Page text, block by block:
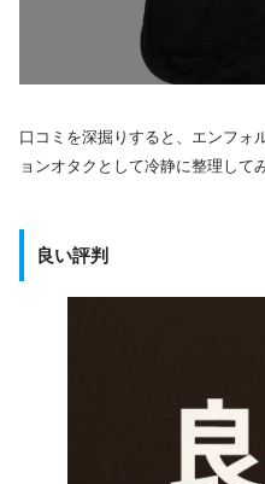
口コミを深掘りすると、エンフォ
ョンオタクとして冷静に整理して
良い評判